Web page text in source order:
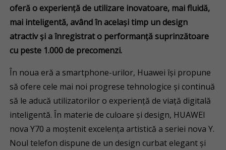
oferă o experiență de utilizare inovatoare, mai fluidă,
mai inteligentă, având în același timp un design
atractiv și a înregistrat o performanță suprinzătoare
cu peste 1.000 de precomenzi.
În noua eră a smartphone-urilor, Huawei își propune
să ofere cele mai noi progrese tehnologice și continuă
să le aducă utilizatorilor o experiență de viață digitală
inteligentă. În materie de culoare și design, HUAWEI
nova Y70 a moștenit excelența artistică a seriei nova Y.
Noul telefon dispune de un design curbat elegant și